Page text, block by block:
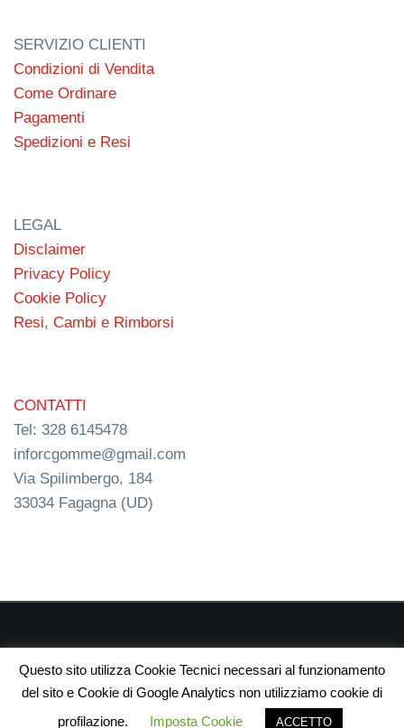
SERVIZIO CLIENTI
Condizioni di Vendita
Come Ordinare
Pagamenti
Spedizioni e Resi
LEGAL
Disclaimer
Privacy Policy
Cookie Policy
Resi, Cambi e Rimborsi
CONTATTI
Tel: 328 6145478
inforcgomme@gmail.com
Via Spilimbergo, 184
33034 Fagagna (UD)
webdesign
Questo sito utilizza Cookie Tecnici necessari al funzionamento
del sito e Cookie di Google Analytics non utilizziamo cookie di
profilazione.
Imposta Cookie ACCETTO